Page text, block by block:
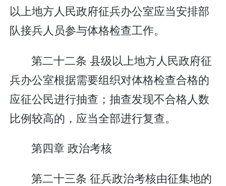
以上地方人民政府征兵办公室应当安排部
队接兵人员参与体格检查工作。
第二十二条 县级以上地方人民政府征
兵办公室根据需要组织对体格检查合格的
应征公民进行抽查；抽查发现不合格人数
比例较高的，应当全部进行复查。
第四章 政治考核
第二十三条 征兵政治考核由征集地的